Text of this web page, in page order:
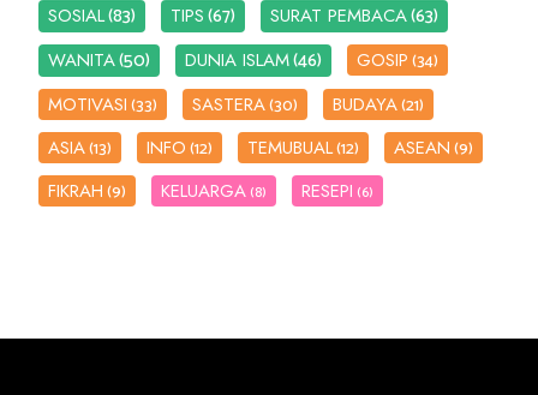
SOSIAL(83) TIPS(67) SURAT PEMBACA(63)
WANITA(50) DUNIA ISLAM(46) GOSIP(34)
MOTIVASI(33) SASTERA(30) BUDAYA(21)
ASIA(13) INFO(12) TEMUBUAL(12) ASEAN(9)
FIKRAH(9) KELUARGA (8) RESEPI (6)